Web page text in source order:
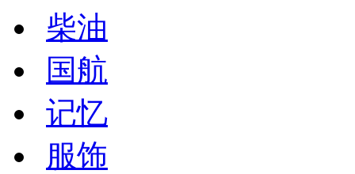
柴油
国航
记忆
服饰